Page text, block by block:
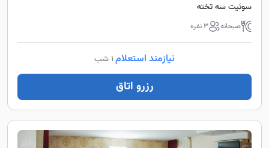
سوئیت سه تخته
صبحانه 3 نفره
نیازمند استعلام1 شب
رزرو اتاق